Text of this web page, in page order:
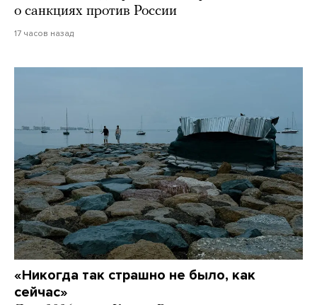
о санкциях против России
17 часов назад
«Никогда так страшно не было, как
сейчас»